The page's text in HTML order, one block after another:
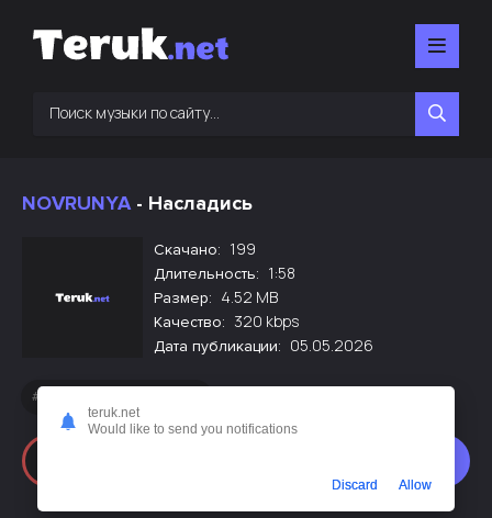
NOVRUNYA- Насладись
Скачано: 199
Длительность: 1:58
Размер: 4.52 MB
Качество: 320 kbps
Дата публикации: 05.05.2026
teruk.net
Would like to send you notifications
Discard Allow